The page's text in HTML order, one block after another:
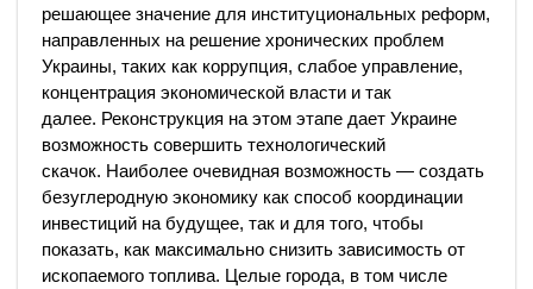
решающее значение для институциональных реформ,
направленных на решение хронических проблем
Украины, таких как коррупция, слабое управление,
концентрация экономической власти и так
далее. Реконструкция на этом этапе дает Украине
возможность совершить технологический
скачок. Наиболее очевидная возможность — создать
безуглеродную экономику как способ координации
инвестиций на будущее, так и для того, чтобы
показать, как максимально снизить зависимость от
ископаемого топлива. Целые города, в том числе